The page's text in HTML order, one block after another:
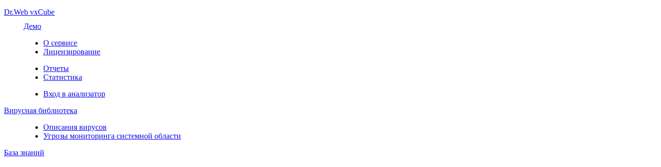
Dr.Web vxCube
Демо
О сервисе
Лицензирование
Отчеты
Статистика
Вход в анализатор
Вирусная библиотека
Описания вирусов
Угрозы мониторинга системной области
База знаний